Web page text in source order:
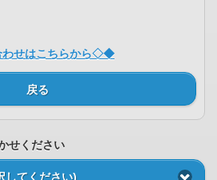
せはこちらから◇◆
戻る
せください
してください)